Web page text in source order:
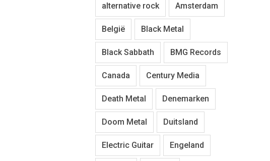
alternative rock Amsterdam
België Black Metal
Black Sabbath BMG Records
Canada Century Media
Death Metal Denemarken
Doom Metal Duitsland
Electric Guitar Engeland